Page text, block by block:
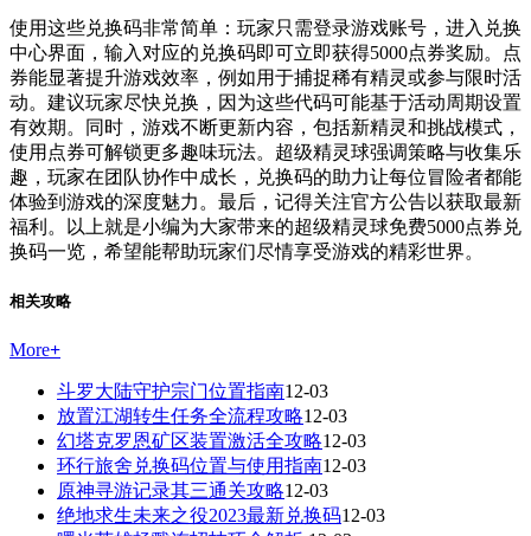
使用这些兑换码非常简单：玩家只需登录游戏账号，进入兑换
中心界面，输入对应的兑换码即可立即获得5000点券奖励。点
券能显著提升游戏效率，例如用于捕捉稀有精灵或参与限时活
动。建议玩家尽快兑换，因为这些代码可能基于活动周期设置
有效期。同时，游戏不断更新内容，包括新精灵和挑战模式，
使用点券可解锁更多趣味玩法。超级精灵球强调策略与收集乐
趣，玩家在团队协作中成长，兑换码的助力让每位冒险者都能
体验到游戏的深度魅力。最后，记得关注官方公告以获取最新
福利。以上就是小编为大家带来的超级精灵球免费5000点券兑
换码一览，希望能帮助玩家们尽情享受游戏的精彩世界。
相关攻略
More+
斗罗大陆守护宗门位置指南12-03
放置江湖转生任务全流程攻略12-03
幻塔克罗恩矿区装置激活全攻略12-03
环行旅舍兑换码位置与使用指南12-03
原神寻游记录其三通关攻略12-03
绝地求生未来之役2023最新兑换码12-03